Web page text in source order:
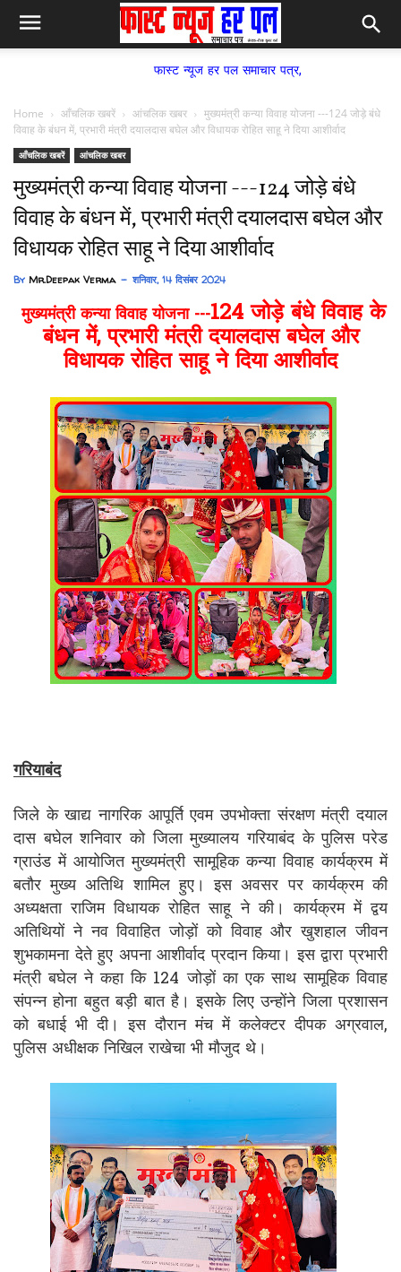
फास्ट न्यूज हर पल समाचार पत्र,
Home आँचलिक खबरें आंचलिक खबर
मुख्यमंत्री कन्या विवाह योजना ---124 जोड़े बंधे
विवाह के बंधन में, प्रभारी मंत्री दयालदास बघेल और विधायक रोहित साहू ने दिया आशीर्वाद
आँचलिक खबरें आंचलिक खबर
मुख्यमंत्री कन्या विवाह योजना ---124 जोड़े बंधे
विवाह के बंधन में, प्रभारी मंत्री दयालदास बघेल और
विधायक रोहित साहू ने दिया आशीर्वाद
By Mr.Deepak Verma शनिवार, 14 दिसंबर 2024
मुख्यमंत्री कन्या विवाह योजना ---124 जोड़े बंधे विवाह के
बंधन में, प्रभारी मंत्री दयालदास बघेल और
विधायक रोहित साहू ने दिया आशीर्वाद
गरियाबंद
जिले के खाद्य नागरिक आपूर्ति एवम उपभोक्ता संरक्षण मंत्री दयाल
दास बघेल शनिवार को जिला मुख्यालय गरियाबंद के पुलिस परेड
ग्राउंड में आयोजित मुख्यमंत्री सामूहिक कन्या विवाह कार्यक्रम में
बतौर मुख्य अतिथि शामिल हुए। इस अवसर पर कार्यक्रम की
अध्यक्षता राजिम विधायक रोहित साहू ने की। कार्यक्रम में द्वय
अतिथियों ने नव विवाहित जोड़ों को विवाह और खुशहाल जीवन
शुभकामना देते हुए अपना आशीर्वाद प्रदान किया। इस द्वारा प्रभारी
मंत्री बघेल ने कहा कि 124 जोड़ों का एक साथ सामूहिक विवाह
संपन्न होना बहुत बड़ी बात है। इसके लिए उन्होंने जिला प्रशासन
को बधाई भी दी। इस दौरान मंच में कलेक्टर दीपक अग्रवाल,
पुलिस अधीक्षक निखिल राखेचा भी मौजुद थे।